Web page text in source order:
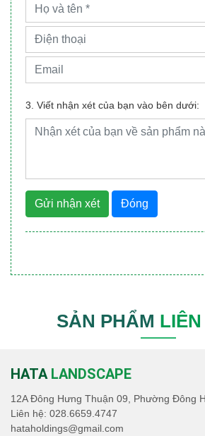
3. Viết nhận xét của bạn vào bên dưới:
Gửi nhận xét Đóng
SẢN PHẨM
HATA LANDSCAPE
12A Đông Hưng Thuận 09, Phường Đông
Liên hệ: 028.6659.4747
hataholdings@gmail.com